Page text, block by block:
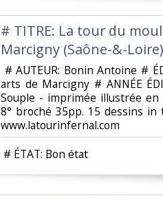
‎# TITRE: La tour du
Marcigny (Saône-&-Loire)‎
# AUTEUR: Bonin Antoine #
arts de Marcigny # ANNÉE
Souple - imprimée illustrée en
8° broché 35pp. 15 dessins
www.latourinfernal.com‎
‎ # ÉTAT: Bon état‎